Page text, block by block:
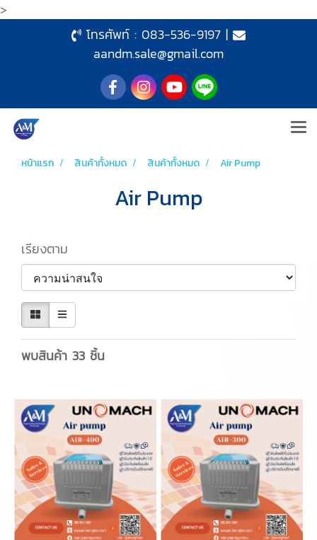
>
โทรศัพท์ : 083-536-9197|
aandm.sale@gmail.com
หน้าแรก สินค้าทั้งหมด สินค้าทั้งหมด Air Pump
Air Pump
เรียงตาม
พบสินค้า 33 ชิ้น